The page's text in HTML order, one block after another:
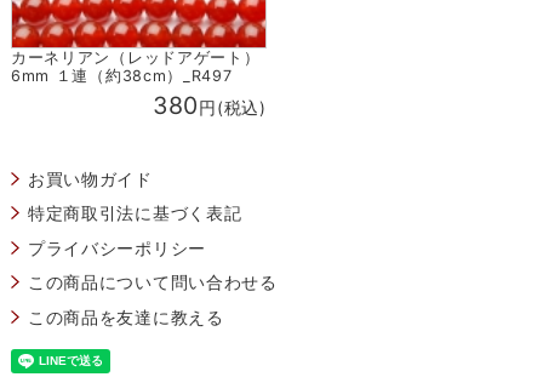
カーネリアン（レッドアゲート）
6mm １連（約38cm）_R497
380円(税込)
お買い物ガイド
特定商取引法に基づく表記
プライバシーポリシー
この商品について問い合わせる
この商品を友達に教える